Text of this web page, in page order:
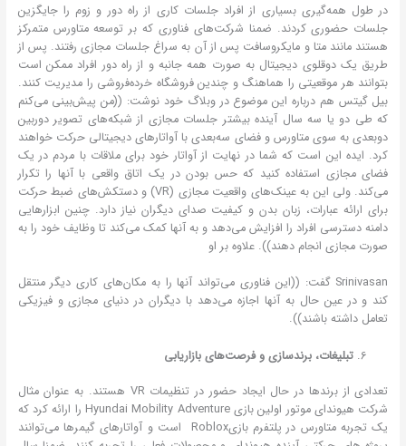
در طول همه‌گیری بسیاری از افراد جلسات کاری از راه دور و زوم را جایگزین
جلسات حضوری کردند. ضمنا شرکت‌های فناوری که بر توسعه متاورس متمرکز
هستند مانند متا و مایکروسافت پس از آن به سراغ جلسات مجازی رفتند. پس از
طریق یک دوقلوی دیجیتال به صورت همه جانبه و از راه دور افراد ممکن است
بتوانند هر موقعیتی را هماهنگ و چندین فروشگاه خرده‌فروشی را مدیریت کنند.
بیل گیتس هم درباره این موضوع در وبلاگ خود نوشت: ((من پیش‌بینی می‌کنم
که طی دو یا سه سال آینده بیشتر جلسات مجازی از شبکه‌های تصویر دوربین
دوبعدی به سوی متاورس و فضای سه‌بعدی با آواتارهای دیجیتالی حرکت خواهند
کرد. ایده این است که شما در نهایت از آواتار خود برای ملاقات با مردم در یک
فضای مجازی استفاده کنید که حس بودن در یک اتاق واقعی با آنها را تکرار
می‌کند. ولی این به عینک‌های واقعیت مجازی (VR) و دستکش‌های ضبط حرکت
برای ارائه عبارات، زبان بدن و کیفیت صدای دیگران نیاز دارد. چنین ابزارهایی
دامنه دسترسی افراد را افزایش می‌دهد و به آنها کمک می‌کند تا وظایف خود را به
صورت مجازی انجام دهند)). علاوه بر او
Srinivasan گفت: ((این فناوری می‌تواند آنها را به مکان‌های کاری دیگر منتقل
کند و در عین حال به آنها اجازه می‌دهد با دیگران در دنیای مجازی و فیزیکی
تعامل داشته باشند)).
تبلیغات، برندسازی و فرصت‌های بازاریابی
تعدادی از برندها در حال ایجاد حضور در تنظیمات VR هستند. به عنوان مثال
شرکت هیوندای موتور اولین بازی Hyundai Mobility Adventure را ارائه کرد که
یک تجربه متاورس در پلتفرم بازیRoblox است و آواتارهای گیمرها می‌توانند